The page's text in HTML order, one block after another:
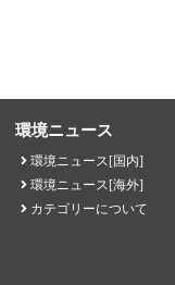
環境ニュース
環境ニュース[国内]
環境ニュース[海外]
カテゴリーについて